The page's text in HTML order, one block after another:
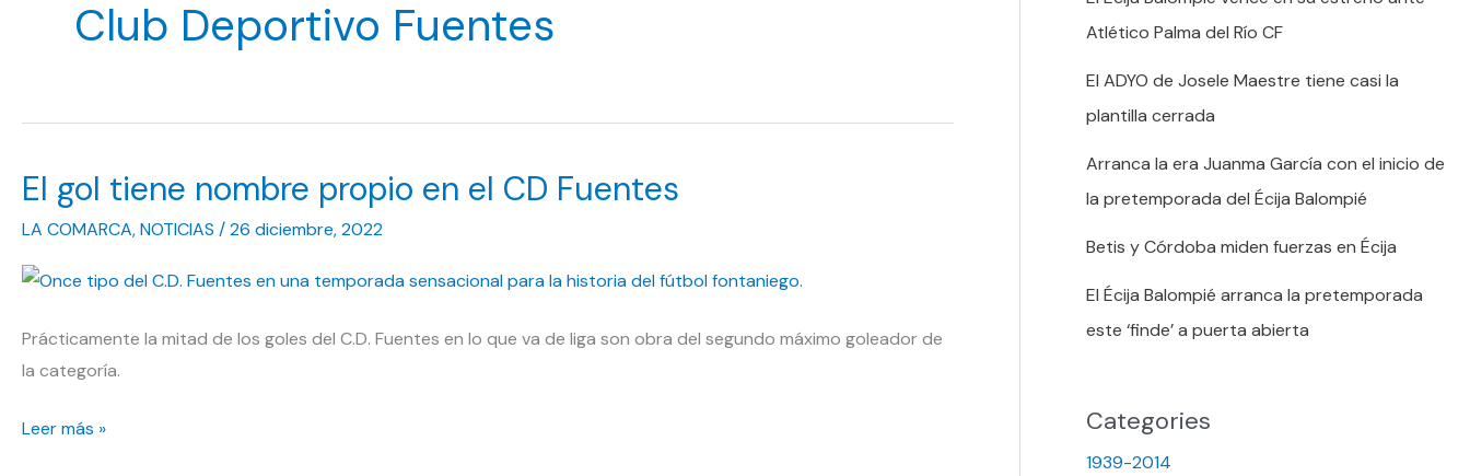
Club Deportivo Fuentes
El gol tiene nombre propio en el CD Fuentes
LA COMARCA,NOTICIAS /26 diciembre, 2022
Prácticamente la mitad de los goles del C.D. Fuentes en lo que va de liga son obra del segundo máximo goleador de
la categoría.
El
Leer más »
Atlético Palma del Río CF
El ADYO de Josele Maestre tiene casi la
plantilla cerrada
Arranca la era Juanma García con el inicio de
la pretemporada del Écija Balompié
Betis y Córdoba miden fuerzas en Écija
El Écija Balompié arranca la pretemporada
este ‘finde’ a puerta abierta
Categories
1939-2014